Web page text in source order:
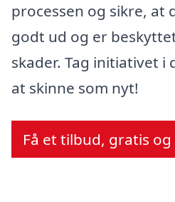
processen og sikre, at
godt ud og er
skader. Tag initiativet i
at skinne som nyt!
Få et tilbud, gratis